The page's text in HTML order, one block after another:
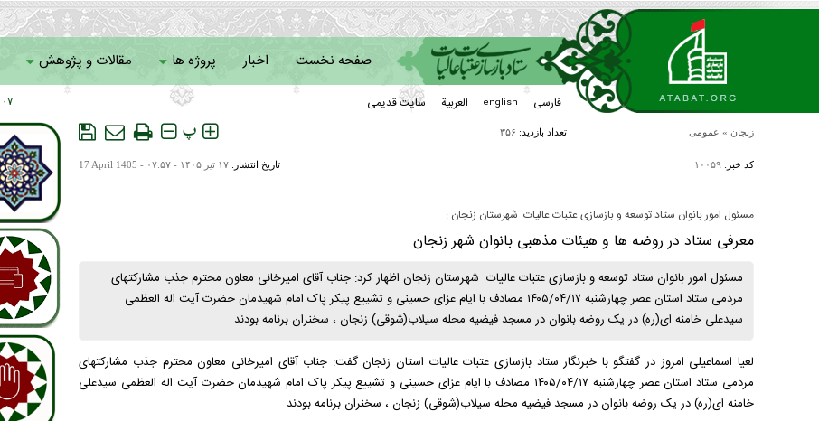
صفحه نخست اخبار پروژه ها مقالات و پژوهش
سامانه خادمان فارسی english العربیة سایت قدیمی ۰۷ : ۱۶
زنجان » عمومی تعداد بازدید: ۳۵۶ پ
کد خبر: ۱۰۰۵۹ تاریخ انتشار: ۱۷ تير ۱۴۰۵ - ۰۷:۵۷ - 17 April 1405
مسئول امور بانوان ستاد توسعه و بازسازی عتبات عالیات شهرستان زنجان :
معرفی ستاد در روضه ها و هیئات مذهبی بانوان شهر زنجان
مسئول امور بانوان ستاد توسعه و بازسازی عتبات عالیات شهرستان زنجان اظهار کرد: جناب آقای امیرخانی معاون محترم جذب مشارکتهای
مردمی ستاد استان عصر چهارشنبه ۱۴۰۵/۰۴/۱۷ مصادف با ایام عزای حسینی و تشییع پیکر پاک امام شهیدمان حضرت آیت اله العظمی
سیدعلی خامنه ای(ره) در یک روضه بانوان در مسجد فیضیه محله سیلاب(شوقی) زنجان ، سخنران برنامه بودند.
لعیا اسماعیلی امروز در گفتگو با خبرنگار ستاد بازسازی عتبات عالیات استان زنجان گفت: جناب آقای امیرخانی معاون محترم جذب مشارکتهای
مردمی ستاد استان عصر چهارشنبه ۱۴۰۵/۰۴/۱۷ مصادف با ایام عزای حسینی و تشییع پیکر پاک امام شهیدمان حضرت آیت اله العظمی سیدعلی
خامنه ای(ره) در یک روضه بانوان در مسجد فیضیه محله سیلاب(شوقی) زنجان ، سخنران برنامه بودند.